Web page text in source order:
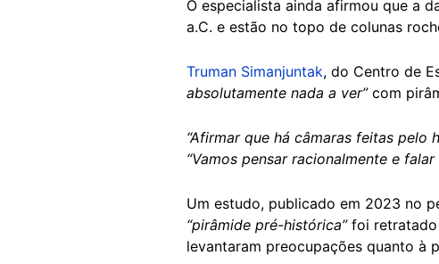
O especialista ainda afirmou que a
a.C. e estão no topo de colunas
Truman Simanjuntak, do Centro de
absolutamente nada a ver”com
“Afirmar que há câmaras feitas pelo
“Vamos pensar racionalmente e
Um estudo, publicado em 2023 no
“pirâmide pré-histórica”foi retratado
levantaram preocupações quanto à